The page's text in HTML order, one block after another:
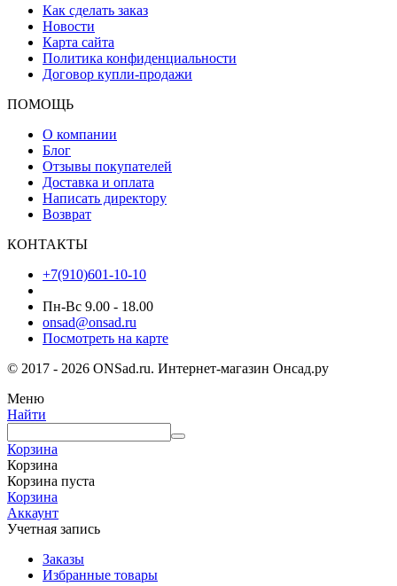
Как сделать заказ
Новости
Карта сайта
Политика конфиденциальности
Договор купли-продажи
ПОМОЩЬ
О компании
Блог
Отзывы покупателей
Доставка и оплата
Написать директору
Возврат
КОНТАКТЫ
+7(910)601-10-10
Пн-Вс 9.00 - 18.00
onsad@onsad.ru
Посмотреть на карте
© 2017 - 2026 ONSad.ru. Интернет-магазин Онсад.ру
Меню
Найти
Корзина
Корзина
Корзина пуста
Корзина
Аккаунт
Учетная запись
Заказы
Избранные товары